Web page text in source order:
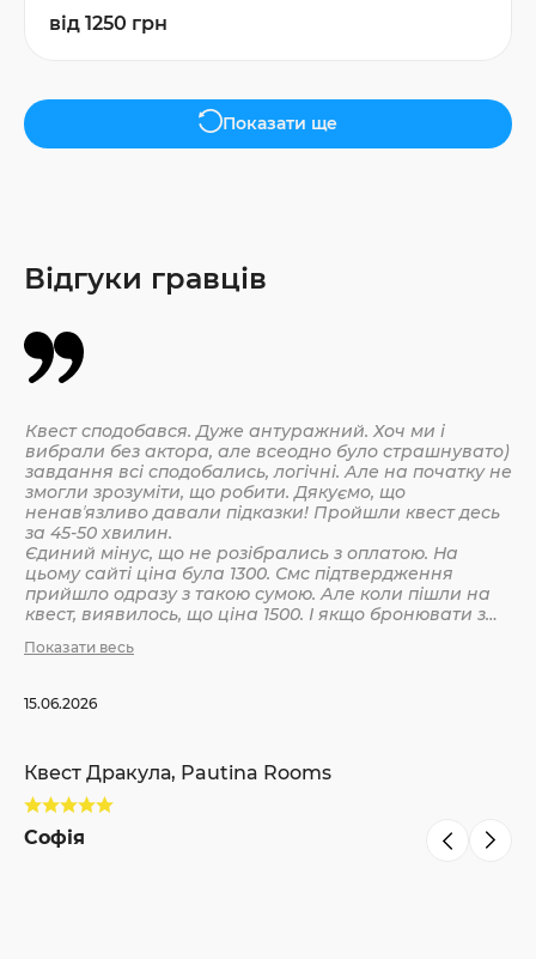
від 1250 грн
Показати ще
Відгуки гравців
Квест сподобався. Дуже антуражний. Хоч ми і
вибрали без актора, але всеодно було страшнувато)
завдання всі сподобались, логічні. Але на початку не
змогли зрозуміти, що робити. Дякуємо, що
ненавʼязливо давали підказки! Пройшли квест десь
за 45-50 хвилин.
Єдиний мінус, що не розібрались з оплатою. На
цьому сайті ціна була 1300. Смс підтвердження
прийшло одразу з такою сумою. Але коли пішли на
квест, виявилось, що ціна 1500. І якщо бронювати з
невелика, але всеодно уточнюйте при бронюванні
Показати весь
15.06.2026
Квест Дракула, Pautina Rooms
Софія